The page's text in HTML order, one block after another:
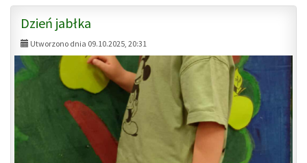
Dzień jabłka
Utworzono dnia 09.10.2025, 20:31